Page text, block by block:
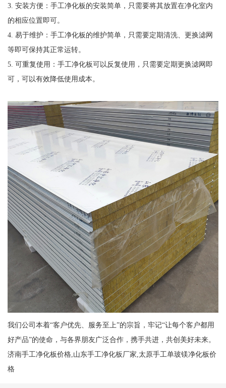
3. 安装方便：手工净化板的安装简单，只需要将其放置在净化室内
的相应位置即可。
4. 易于维护：手工净化板的维护简单，只需要定期清洗、更换滤网
等即可保持其正常运转。
5. 可重复使用：手工净化板可以反复使用，只需要定期更换滤网即
可，可以有效降低使用成本。
我们公司本着“客户优先、服务至上”的宗旨，牢记“让每个客户都用
好产品”的使命，与各界朋友广泛合作，携手共进，共创美好未来。
济南手工净化板价格,山东手工净化板厂家,太原手工单玻镁净化板价
格